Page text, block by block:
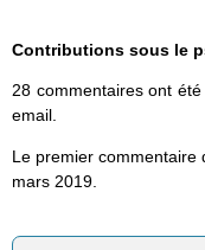
Contributions sous le
28 commentaires ont
email.
Le premier
mars 2019.